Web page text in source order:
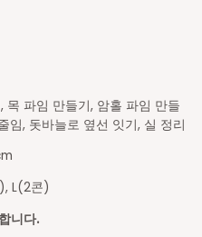
파임 만들기, 암홀 파임 만들
임, 돗바늘로 옆선 잇기, 실 정리
L(2콘)
니다.